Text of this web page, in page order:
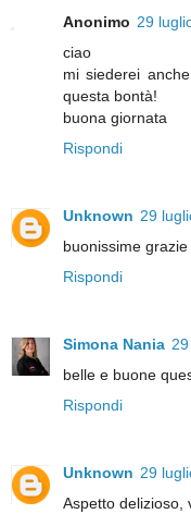
Anonimo 29
ciao
mi siederei
questa bontà!
buona giornata
Rispondi
Unknown 29
buonissime
Rispondi
Simona Nania
belle e buone
Rispondi
Unknown 29
Aspetto delizioso,